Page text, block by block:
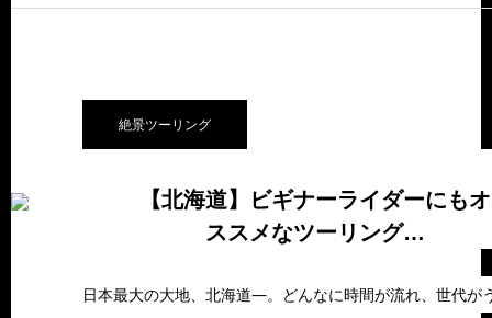
絶景ツーリング
【北海道】ビギナーライダーにもオ
ススメなツーリング…